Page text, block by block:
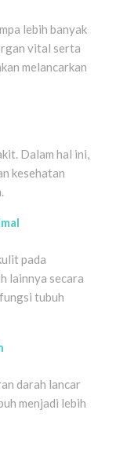
lebih banyak
vital serta
melancarkan
Dalam hal ini,
kesehatan
pada
lainnya secara
tubuh
darah lancar
menjadi lebih